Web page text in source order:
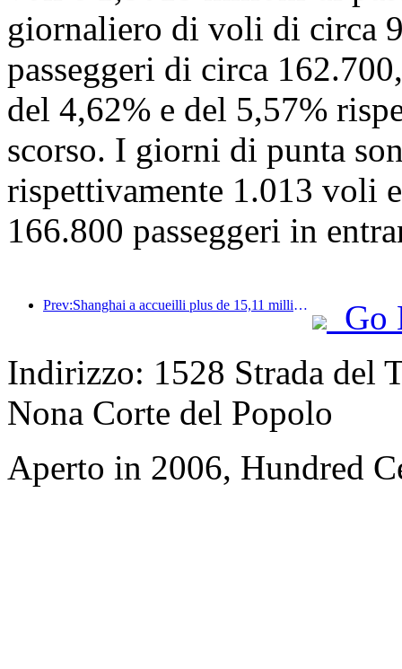
giornaliero di voli di circa
passeggeri di circa
del 4,62% e del 5,57%
scorso. I giorni di punta
rispettivamente 1.013 voli
166.800 passeggeri in
Prev:Shanghai a accueilli plus de 15,11 millions de visiteurs au cours des quatre premiers jours des vacances de la mi-automne et de la fête nationale, soit une augmentation de plus de 20 % par rapport à l'année précédente.
Go
Indirizzo: 1528 Strada del
Nona Corte del Popolo
Aperto in 2006, Hundred